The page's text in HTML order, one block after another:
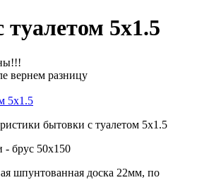
5х1.5
вернем разницу
бытовки с туалетом 5х1.5
брус 50х150
шпунтованная доска 22мм, по